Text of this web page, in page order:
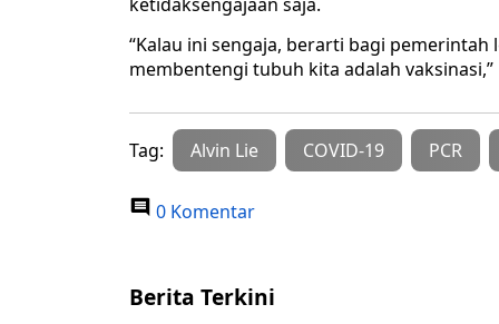
“Kalau ini sengaja, berarti bagi pemerintah
membentengi tubuh kita adalah
Tag: Alvin Lie COVID-19 PCR
0 Komentar
Berita Terkini